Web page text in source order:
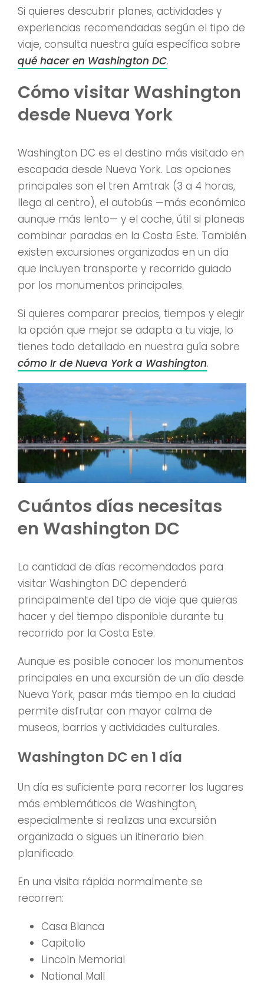
Si quieres descubrir planes, actividades y
experiencias recomendadas según el tipo de
viaje, consulta nuestra guía específica sobre
qué hacer en Washington DC.
Cómo visitar Washington
desde Nueva York
Washington DC es el destino más visitado en
escapada desde Nueva York. Las opciones
principales son el tren Amtrak (3 a 4 horas,
llega al centro), el autobús —más económico
aunque más lento— y el coche, útil si planeas
combinar paradas en la Costa Este. También
existen excursiones organizadas en un día
que incluyen transporte y recorrido guiado
por los monumentos principales.
Si quieres comparar precios, tiempos y elegir
la opción que mejor se adapta a tu viaje, lo
tienes todo detallado en nuestra guía sobre
cómo Ir de Nueva York a Washington.
Cuántos días necesitas
en Washington DC
La cantidad de días recomendados para
visitar Washington DC dependerá
principalmente del tipo de viaje que quieras
hacer y del tiempo disponible durante tu
recorrido por la Costa Este.
Aunque es posible conocer los monumentos
principales en una excursión de un día desde
Nueva York, pasar más tiempo en la ciudad
permite disfrutar con mayor calma de
museos, barrios y actividades culturales.
Washington DC en 1 día
Un día es suficiente para recorrer los lugares
más emblemáticos de Washington,
especialmente si realizas una excursión
organizada o sigues un itinerario bien
planificado.
En una visita rápida normalmente se
recorren:
Casa Blanca
Capitolio
Lincoln Memorial
National Mall